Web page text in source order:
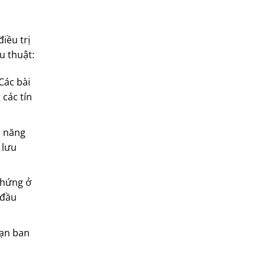
trị
thuật:
bài
tín
năng
lưu
ở
ban